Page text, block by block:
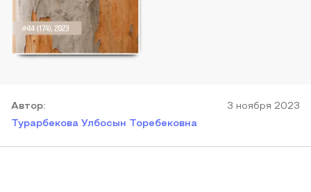
Автор:
Турарбекова Улбосын Торебековна
3 ноября 2023